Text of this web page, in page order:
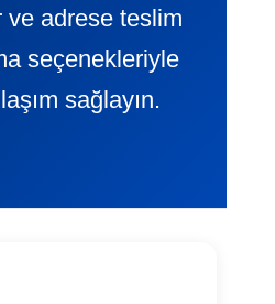
ve adrese teslim
seçenekleriyle
sağlayın.